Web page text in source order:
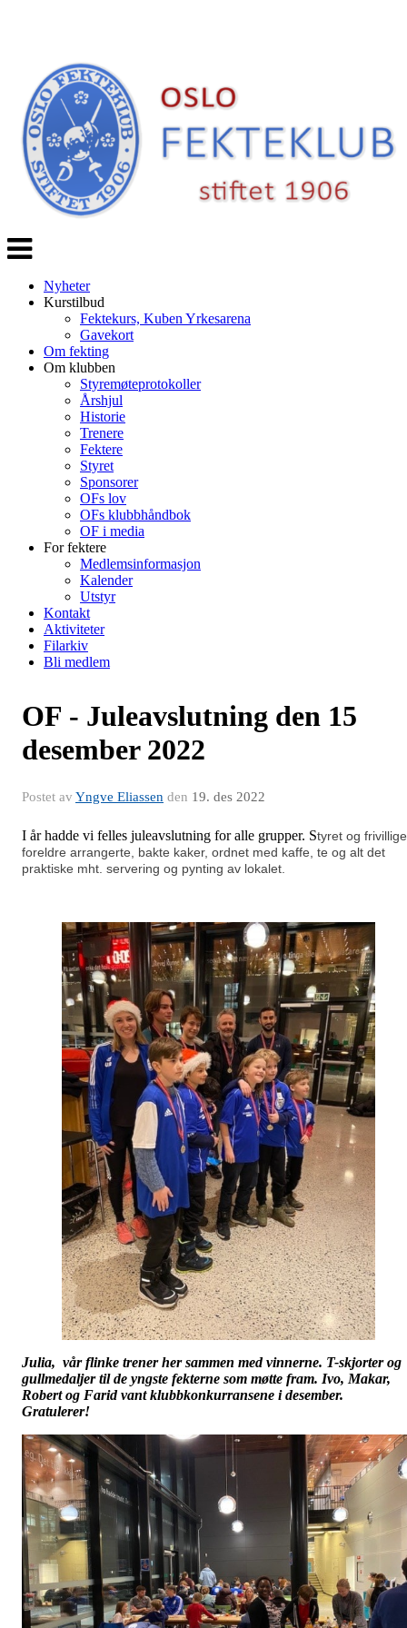
Veksle
navigasjon
Nyheter
Kurstilbud
Fektekurs, Kuben Yrkesarena
Gavekort
Om fekting
Om klubben
Styremøteprotokoller
Årshjul
Historie
Trenere
Fektere
Styret
Sponsorer
OFs lov
OFs klubbhåndbok
OF i media
For fektere
Medlemsinformasjon
Kalender
Utstyr
Kontakt
Aktiviteter
Filarkiv
Bli medlem
OF - Juleavslutning den 15
desember 2022
Postet av Yngve Eliassen den 19. des 2022
I år hadde vi felles juleavslutning for alle grupper. Styret og frivillige
foreldre arrangerte, bakte kaker, ordnet med kaffe, te og alt det
praktiske mht. servering og pynting av lokalet.
Julia, vår flinke trener her sammen med vinnerne. T-skjorter og
gullmedaljer til de yngste fekterne som møtte fram. Ivo, Makar,
Robert og Farid vant klubbkonkurransene i desember.
Gratulerer!